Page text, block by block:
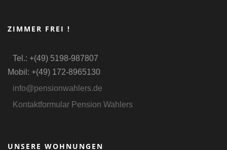
ZIMMER FREI !
Tel.: +(49) 5198-987807
Mobil: +(49) 172-8965130
info@pensionwahlers.de
Kontaktformular Pension Wahlers
UNSERE WOHNUNGEN